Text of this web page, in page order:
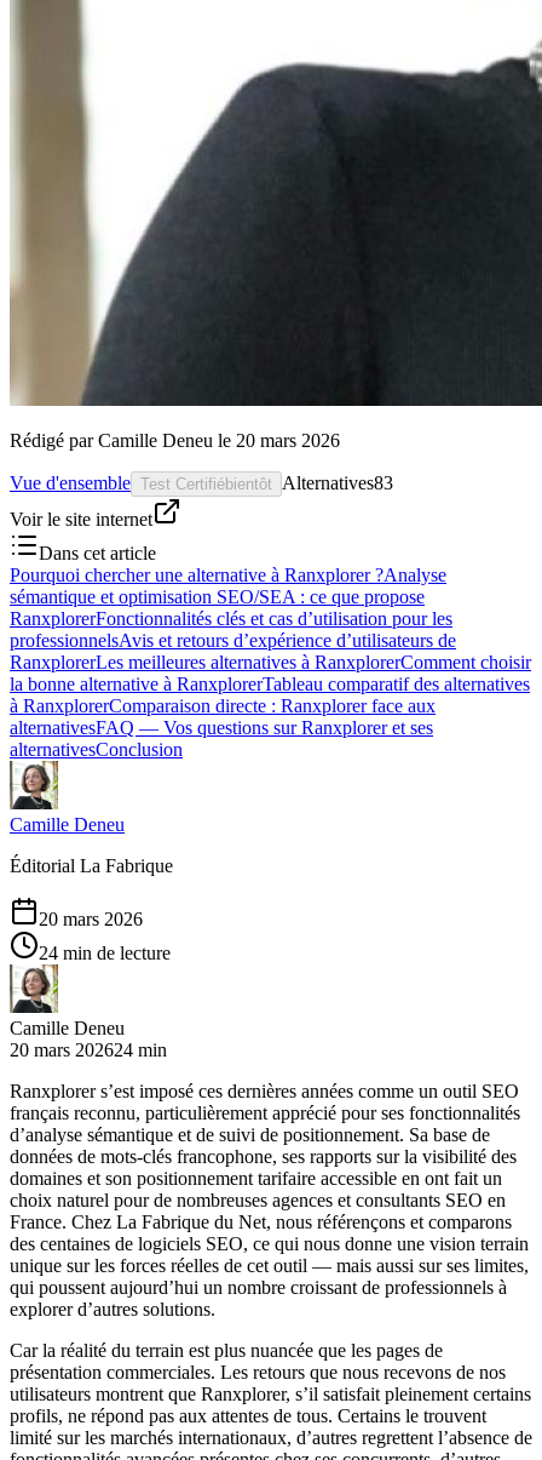
Rédigé par Camille Deneu le 20 mars 2026
Vue d'ensemble Test Certifiébientôt Alternatives83
Voir le site internet
Dans cet article
Pourquoi chercher une alternative à Ranxplorer ?Analyse
sémantique et optimisation SEO/SEA : ce que propose
RanxplorerFonctionnalités clés et cas d’utilisation pour les
professionnelsAvis et retours d’expérience d’utilisateurs de
RanxplorerLes meilleures alternatives à RanxplorerComment choisir
la bonne alternative à RanxplorerTableau comparatif des alternatives
à RanxplorerComparaison directe : Ranxplorer face aux
alternativesFAQ — Vos questions sur Ranxplorer et ses
alternativesConclusion
Camille Deneu
Éditorial La Fabrique
20 mars 2026
24 min de lecture
Camille Deneu
20 mars 202624 min
Ranxplorer s’est imposé ces dernières années comme un outil SEO
français reconnu, particulièrement apprécié pour ses fonctionnalités
d’analyse sémantique et de suivi de positionnement. Sa base de
données de mots-clés francophone, ses rapports sur la visibilité des
domaines et son positionnement tarifaire accessible en ont fait un
choix naturel pour de nombreuses agences et consultants SEO en
France. Chez La Fabrique du Net, nous référençons et comparons
des centaines de logiciels SEO, ce qui nous donne une vision terrain
unique sur les forces réelles de cet outil — mais aussi sur ses limites,
qui poussent aujourd’hui un nombre croissant de professionnels à
explorer d’autres solutions.
Car la réalité du terrain est plus nuancée que les pages de
présentation commerciales. Les retours que nous recevons de nos
utilisateurs montrent que Ranxplorer, s’il satisfait pleinement certains
profils, ne répond pas aux attentes de tous. Certains le trouvent
limité sur les marchés internationaux, d’autres regrettent l’absence de